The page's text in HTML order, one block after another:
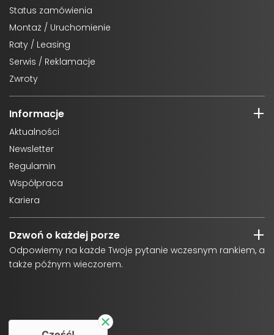
Status zamówienia
Montaż / Uruchomienie
Raty / Leasing
Serwis / Reklamacje
Zwroty
Informacje
Aktualności
Newsletter
Regulamin
Współpraca
Kariera
Dzwoń o każdej porze
Odpowiemy na każde Twoje pytanie wczesnym rankiem, a
także późnym wieczorem.